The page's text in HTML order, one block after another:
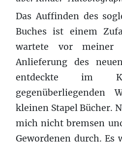
Das Auffinden des
Buches ist einem
wartete vor meiner
Anlieferung des
entdeckte im
gegenüberliegenden
kleinen Stapel Bücher.
mich nicht bremsen
Gewordenen durch. Es